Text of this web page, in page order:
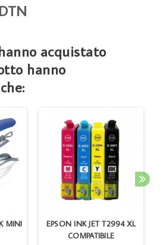
acquistato
hanno
MINI
EPSON INK JET T2994 XL
COMPATIBILE